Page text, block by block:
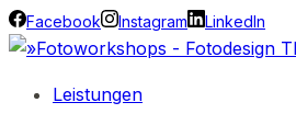
Facebook Instagram LinkedIn
Leistungen